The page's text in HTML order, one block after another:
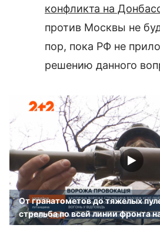
конфликта на
против Москвы не
пор, пока РФ не
решению данного
От гранатометов до тяжелых
стрельба по всей линии фронта